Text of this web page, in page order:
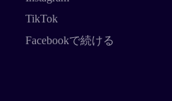
TikTok
Facebookで続ける